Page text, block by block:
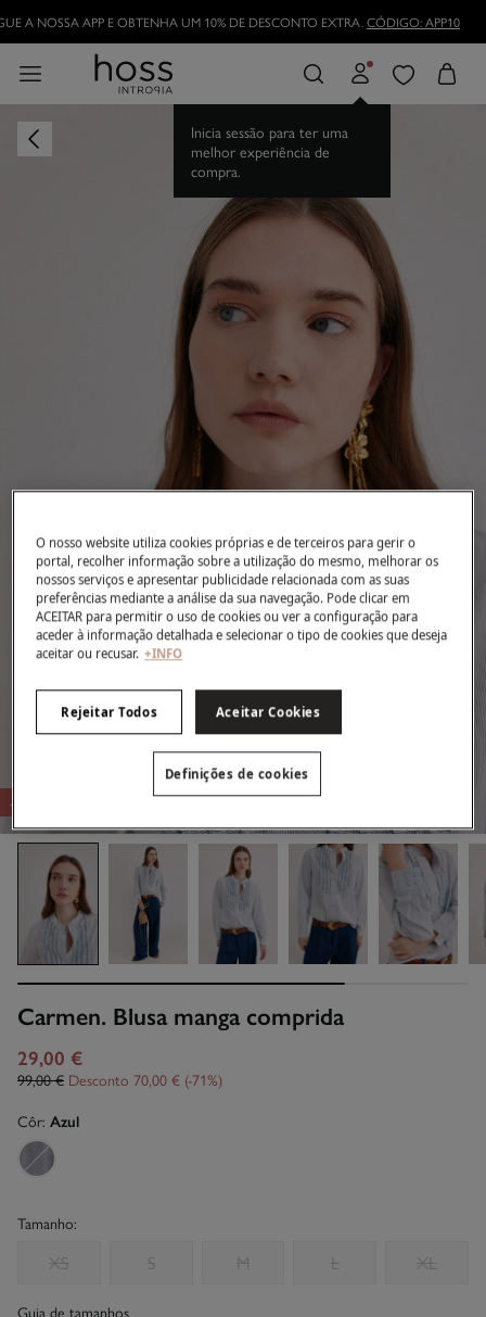
A NOSSA APP E OBTENHA UM 10% DE DESCONTO EXTRA.CÓDIGO: APP10
-71%
Carmen. Blusa manga comprida
29,00 €
99,00 € Desconto 70,00 € 71
Côr: Azul
Tamanho:
XS S M L XL
Guia de tamanhos
O nosso website utiliza cookies próprias e de terceiros para gerir o
portal, recolher informação sobre a utilização do mesmo, melhorar os
nossos serviços e apresentar publicidade relacionada com as suas
preferências mediante a análise da sua navegação. Pode clicar em
ACEITAR para permitir o uso de cookies ou ver a configuração para
aceder à informação detalhada e selecionar o tipo de cookies que deseja
aceitar ou recusar. +INFO
Rejeitar Todos Aceitar Cookies
Definições de cookies